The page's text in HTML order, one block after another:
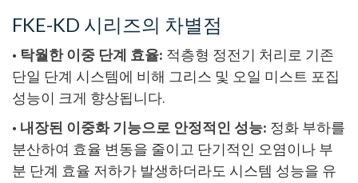
FKE-KD 시리즈의 차별점
• 탁월한 이중 단계 효율: 적층형 정전기 처리로 기존
단일 단계 시스템에 비해 그리스 및 오일 미스트 포집
성능이 크게 향상됩니다.
• 내장된 이중화 기능으로 안정적인 성능: 정화 부하를
분산하여 효율 변동을 줄이고 단기적인 오염이나 부
분 단계 효율 저하가 발생하더라도 시스템 성능을 유